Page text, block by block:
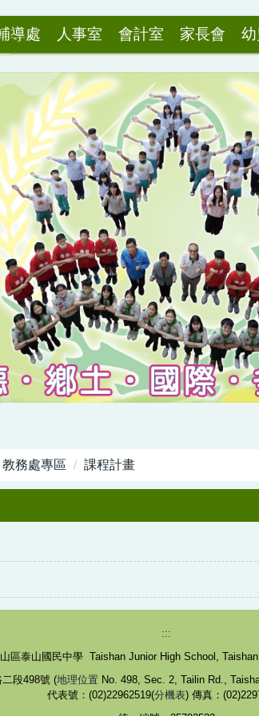
導處 人事室 會計室 家長會 幼
教務處專區 課程計畫
:::
區泰山國民中學 Taishan Junior High School,
段498號 (地理位置No. 498, Sec. 2, Tailin Rd.,
代表號：(02)22962519(分機表) 傳真：